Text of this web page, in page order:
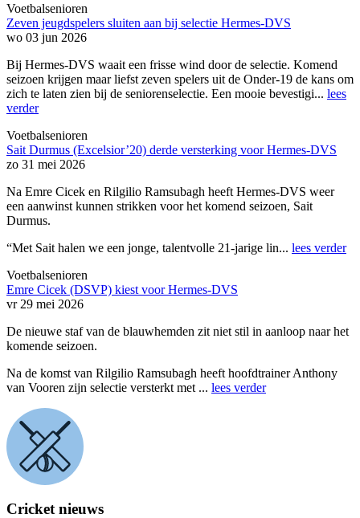
Voetbalsenioren
Zeven jeugdspelers sluiten aan bij selectie Hermes-DVS
wo 03 jun 2026
Bij Hermes-DVS waait een frisse wind door de selectie. Komend
seizoen krijgen maar liefst zeven spelers uit de Onder-19 de kans om
zich te laten zien bij de seniorenselectie. Een mooie bevestigi... lees
verder
Voetbalsenioren
Sait Durmus (Excelsior’20) derde versterking voor Hermes-DVS
zo 31 mei 2026
Na Emre Cicek en Rilgilio Ramsubagh heeft Hermes-DVS weer
een aanwinst kunnen strikken voor het komend seizoen, Sait
Durmus.
“Met Sait halen we een jonge, talentvolle 21-jarige lin... lees verder
Voetbalsenioren
Emre Cicek (DSVP) kiest voor Hermes-DVS
vr 29 mei 2026
De nieuwe staf van de blauwhemden zit niet stil in aanloop naar het
komende seizoen.
Na de komst van Rilgilio Ramsubagh heeft hoofdtrainer Anthony
van Vooren zijn selectie versterkt met ... lees verder
Cricket nieuws